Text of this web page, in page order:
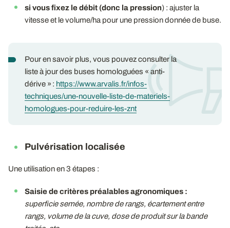
si vous fixez le débit (donc la pression) : ajuster la
vitesse et le volume/ha pour une pression donnée de buse.
Pour en savoir plus, vous pouvez consulter la
liste à jour des buses homologuées « anti-
dérive » : https://www.arvalis.fr/infos-
techniques/une-nouvelle-liste-de-materiels-
homologues-pour-reduire-les-znt
Pulvérisation localisée
Une utilisation en 3 étapes :
Saisie de critères préalables agronomiques :
superficie semée, nombre de rangs, écartement entre
rangs, volume de la cuve, dose de produit sur la bande